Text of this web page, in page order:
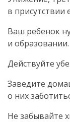
в присутствии
Ваш ребенок
и образовании.
Действуйте
Заведите
о них
Не забывайте